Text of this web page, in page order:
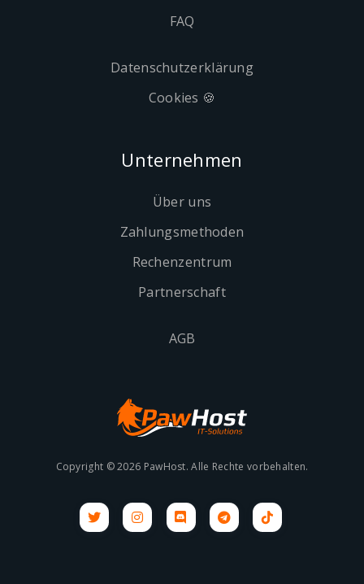
FAQ
Datenschutzerklärung
Cookies 🍪
Unternehmen
Über uns
Zahlungsmethoden
Rechenzentrum
Partnerschaft
AGB
Copyright © 2026 PawHost. Alle Rechte vorbehalten.